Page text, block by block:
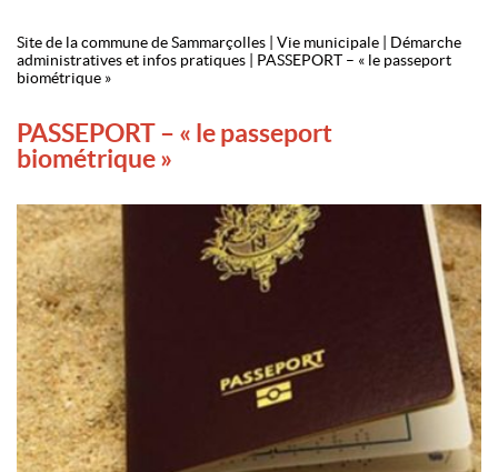
Site de la commune de Sammarçolles Vie municipale
Démarche
administratives et infos pratiques
PASSEPORT – « le passeport
biométrique »
PASSEPORT – « le passeport
biométrique »